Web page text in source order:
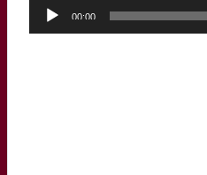
Lecteur00:00